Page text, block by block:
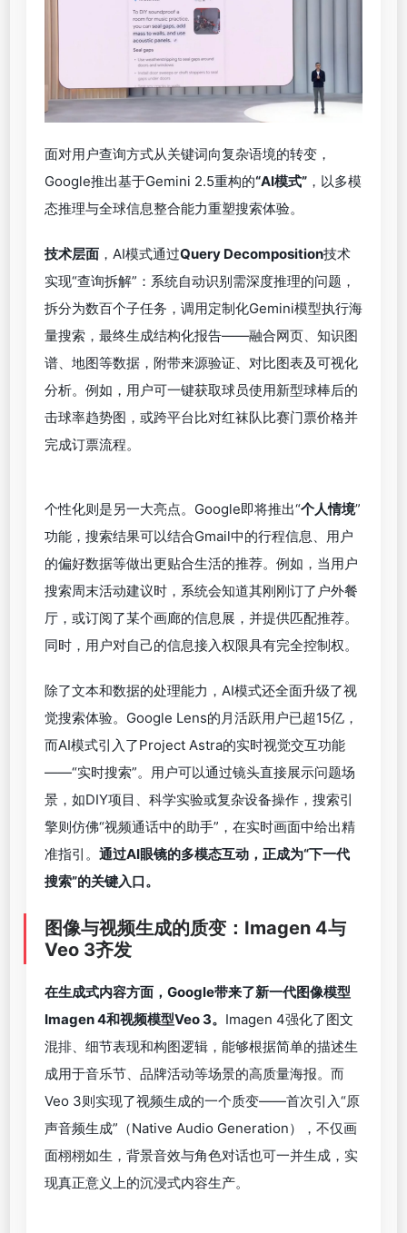
面对用户查询方式从关键词向复杂语境的转变，
Google推出基于Gemini 2.5重构的“AI模式”，以多模
态推理与全球信息整合能力重塑搜索体验。
技术层面，AI模式通过Query Decomposition技术
实现“查询拆解”：系统自动识别需深度推理的问题，
拆分为数百个子任务，调用定制化Gemini模型执行海
量搜索，最终生成结构化报告——融合网页、知识图
谱、地图等数据，附带来源验证、对比图表及可视化
分析。例如，用户可一键获取球员使用新型球棒后的
击球率趋势图，或跨平台比对红袜队比赛门票价格并
完成订票流程。
个性化则是另一大亮点。Google即将推出“个人情境”
功能，搜索结果可以结合Gmail中的行程信息、用户
的偏好数据等做出更贴合生活的推荐。例如，当用户
搜索周末活动建议时，系统会知道其刚刚订了户外餐
厅，或订阅了某个画廊的信息展，并提供匹配推荐。
同时，用户对自己的信息接入权限具有完全控制权。
除了文本和数据的处理能力，AI模式还全面升级了视
觉搜索体验。Google Lens的月活跃用户已超15亿，
而AI模式引入了Project Astra的实时视觉交互功能
——“实时搜索”。用户可以通过镜头直接展示问题场
擎则仿佛“视频通话中的助手”，在实时画面中给出精
准指引。通过AI眼镜的多模态互动，正成为“下一代
搜索” 的关键入口。
图像与视频生成的质变：Imagen 4与
Veo 3齐发
在生成式内容方面，Google带来了新一代图像模型
Imagen 4和视频模型Veo 3。Imagen 4强化了图文